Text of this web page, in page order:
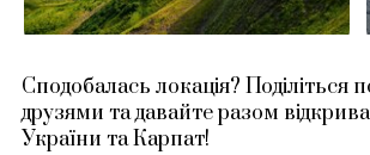
Сподобалась локація? Поділіться
друзями та давайте разом
України та Карпат!